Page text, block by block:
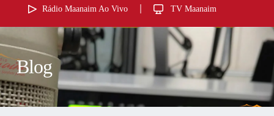
Rádio Maanaim Ao Vivo TV Maanaim
Blog